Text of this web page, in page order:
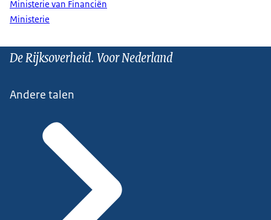
Ministerie van Financiën
Ministerie
De Rijksoverheid. Voor Nederland
Andere talen